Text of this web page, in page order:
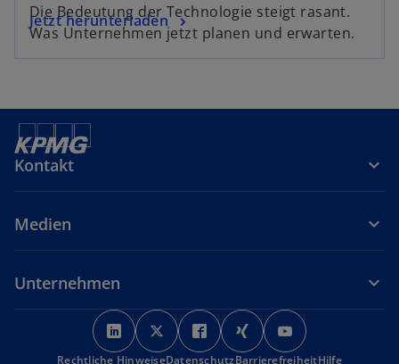
Die Bedeutung der Technologie steigt rasant.
Was Unternehmen jetzt planen und erwarten.
Jetzt herunterladen
Kontakt
Medien
Unternehmen
w
i
w
i
w
i
w
i
i
Rechtliche HinweiseDatenschutzBarrierefreiheitHilfe